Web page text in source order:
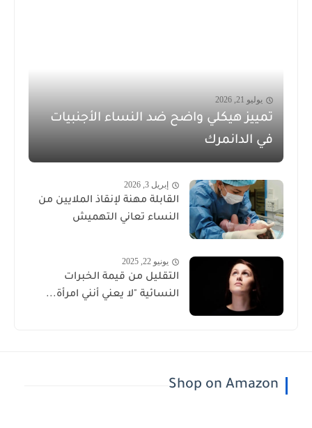
يوليو 21, 2026
تمييز هيكلي واضح ضد النساء الأجنبيات
في الدانمرك
إبريل 3, 2026
القابلة مهنة لإنقاذ الملايين من
النساء تعاني التهميش
يونيو 22, 2025
التقليل من قيمة الخبرات
النسائية "لا يعني أنني امرأة...
Shop on Amazon